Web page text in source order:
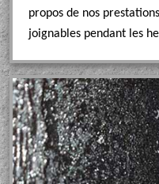
propos de nos
joignables pendant les